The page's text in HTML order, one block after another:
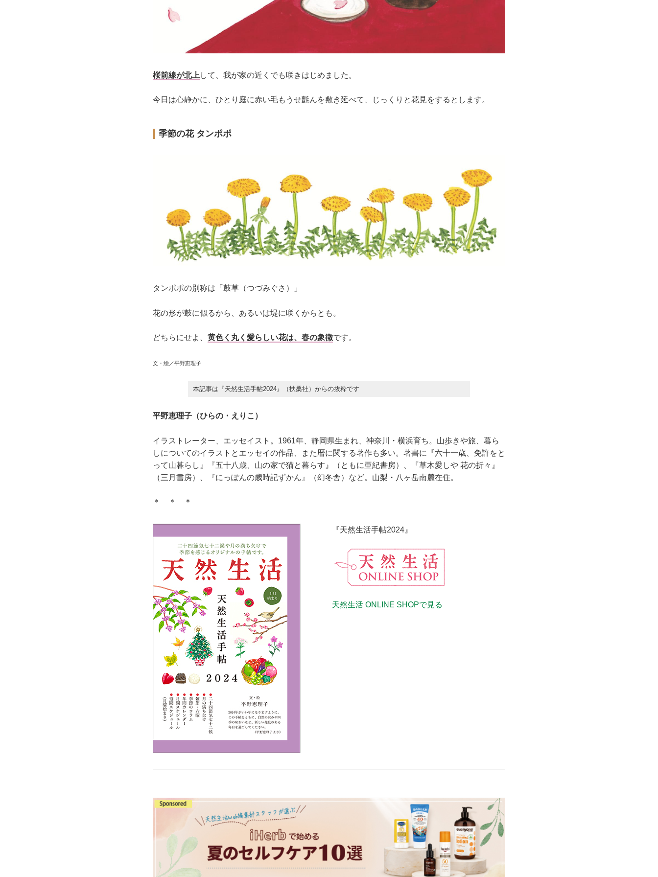
桜前線が北上 して、我が家の近くでも咲きはじめました。
今日は心静かに、ひとり庭に赤い毛もうせ氈んを敷き延べて、じっくりと花見をするとします。
季節の花 タンポポ
タンポポの別称は「鼓草（つづみぐさ）」
花の形が鼓に似るから、あるいは堤に咲くからとも。
どちらにせよ、 黄色く丸く愛らしい花は、春の象徴です。
文・絵／平野恵理子
本記事は『天然生活手帖2024』（扶桑社）からの抜粋です
平野恵理子（ひらの・えりこ）
イラストレーター、エッセイスト。1961年、静岡県生まれ、神奈川・横浜育ち。山歩きや旅、暮ら
しについてのイラストとエッセイの作品、また暦に関する著作も多い。著書に『六十一歳、免許をと
って山暮らし』『五十八歳、山の家で猫と暮らす』（ともに亜紀書房）、『草木愛しや 花の折々』
（三月書房）、『にっぽんの歳時記ずかん』（幻冬舎）など。山梨・八ヶ岳南麓在住。
＊ ＊ ＊
『天然生活手帖2024』
天然生活 ONLINE SHOPで見る